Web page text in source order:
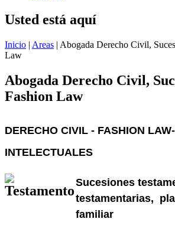
Usted está aquí
Inicio | Areas | Abogada Derecho Civil,
Law
Abogada Derecho Civil,
Fashion Law
DERECHO CIVIL - FASHION
INTELECTUALES
Sucesiones
testamentarias,
familiar